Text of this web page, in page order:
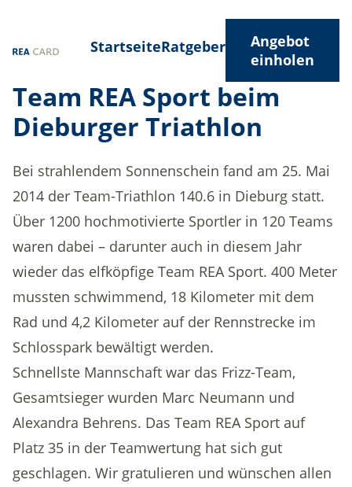
StartseiteRatgeber
Angebot
einholen
Team REA Sport beim
Dieburger Triathlon
Bei strahlendem Sonnenschein fand am 25. Mai
2014 der Team-Triathlon 140.6 in Dieburg statt.
Über 1200 hochmotivierte Sportler in 120 Teams
waren dabei – darunter auch in diesem Jahr
wieder das elfköpfige Team REA Sport. 400 Meter
mussten schwimmend, 18 Kilometer mit dem
Rad und 4,2 Kilometer auf der Rennstrecke im
Schlosspark bewältigt werden.
Schnellste Mannschaft war das Frizz-Team,
Gesamtsieger wurden Marc Neumann und
Alexandra Behrens. Das Team REA Sport auf
Platz 35 in der Teamwertung hat sich gut
geschlagen. Wir gratulieren und wünschen allen